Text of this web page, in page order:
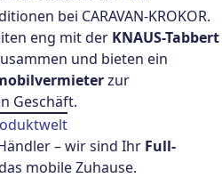
bei CARAVAN-KROKOR.
eng mit der KNAUS-Tabbert
und bieten ein
zur
Geschäft.
– wir sind Ihr Full-
mobile Zuhause.